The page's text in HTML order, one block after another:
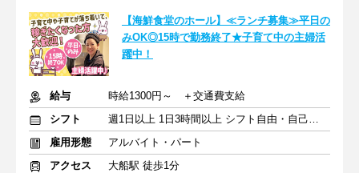
【海鮮食堂のホール】≪ランチ募集≫平日の
みOK◎15時で勤務終了★子育て中の主婦活
躍中！
給与
時給1300円～ ＋交通費支給
シフト
週1日以上 1日3時間以上 シフト自由・自己申告
雇用形態
アルバイト・パート
アクセス
大船駅 徒歩1分